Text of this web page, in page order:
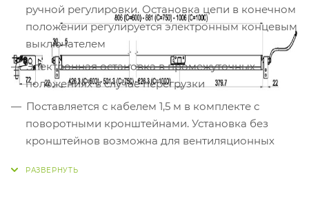
ручной регулировки. Остановка цепи в конечном
положении регулируется электронным концевым
выключателем
Электронная остановка в промежуточных
положениях в случае перегрузки
Поставляется с кабелем 1,5 м в комплекте с
поворотными кронштейнами. Установка без
кронштейнов возможна для вентиляционных
1500 мм